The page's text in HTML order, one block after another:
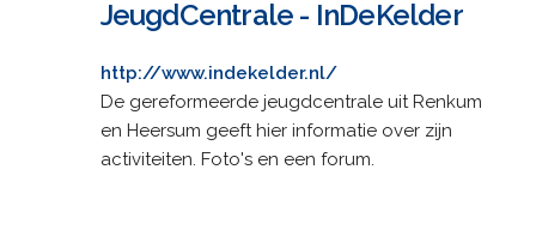
JeugdCentrale - InDeKelder
http://www.indekelder.nl/
De gereformeerde jeugdcentrale uit Renkum
en Heersum geeft hier informatie over zijn
activiteiten. Foto's en een forum.